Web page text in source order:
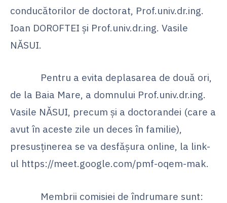
conducătorilor de doctorat, Prof.univ.dr.ing.
Ioan DOROFTEI și Prof.univ.dr.ing. Vasile
NĂSUI.
Pentru a evita deplasarea de două ori,
de la Baia Mare, a domnului Prof.univ.dr.ing.
Vasile NĂSUI, precum și a doctorandei (care a
avut în aceste zile un deces în familie),
presusținerea se va desfășura online, la link-
ul https://meet.google.com/pmf-oqem-mak.
Membrii comisiei de îndrumare sunt: